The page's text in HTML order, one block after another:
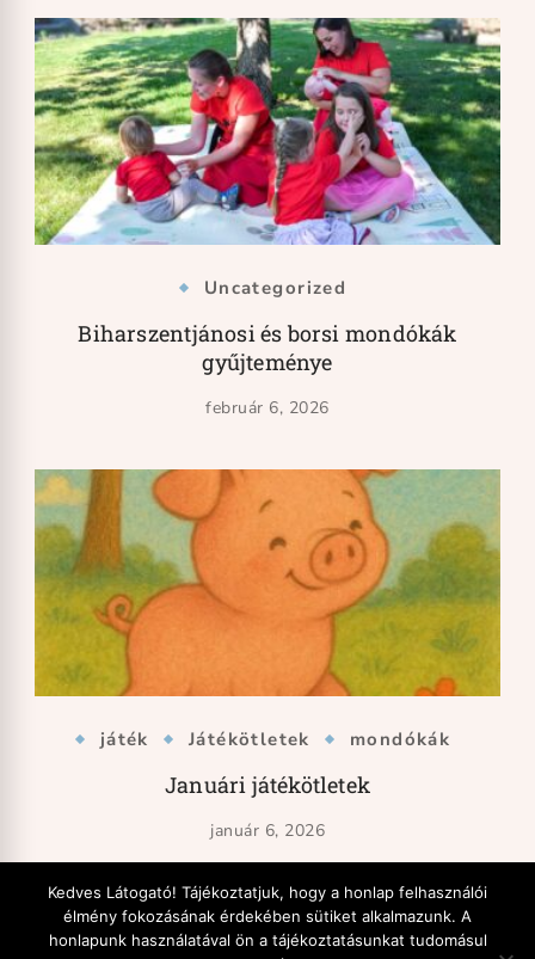
Uncategorized
Biharszentjánosi és borsi mondókák
gyűjteménye
február 6, 2026
játék Játékötletek mondókák
Januári játékötletek
január 6, 2026
Kedves Látogató! Tájékoztatjuk, hogy a honlap felhasználói
élmény fokozásának érdekében sütiket alkalmazunk. A
honlapunk használatával ön a tájékoztatásunkat tudomásul